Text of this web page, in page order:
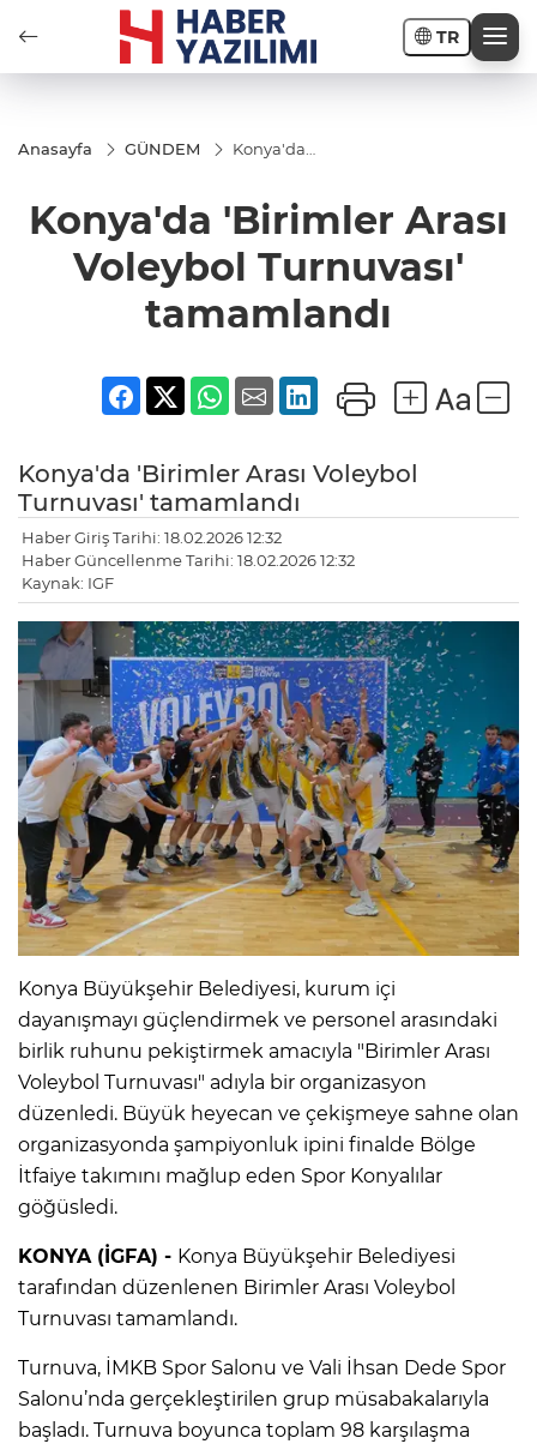
TR
Anasayfa GÜNDEM
Konya'da
Voleybol
Turnuvası'
Konya'da 'Birimler Arası
Voleybol Turnuvası'
tamamlandı
Konya'da 'Birimler Arası Voleybol
Turnuvası' tamamlandı
Haber Giriş Tarihi: 18.02.2026 12:32
Haber Güncellenme Tarihi: 18.02.2026 12:32
Kaynak: IGF
Konya Büyükşehir Belediyesi, kurum içi
dayanışmayı güçlendirmek ve personel arasındaki
birlik ruhunu pekiştirmek amacıyla "Birimler Arası
Voleybol Turnuvası" adıyla bir organizasyon
düzenledi. Büyük heyecan ve çekişmeye sahne olan
organizasyonda şampiyonluk ipini finalde Bölge
İtfaiye takımını mağlup eden Spor Konyalılar
göğüsledi.
KONYA (İGFA) - Konya Büyükşehir Belediyesi
tarafından düzenlenen Birimler Arası Voleybol
Turnuvası tamamlandı.
Turnuva, İMKB Spor Salonu ve Vali İhsan Dede Spor
Salonu’nda gerçekleştirilen grup müsabakalarıyla
başladı. Turnuva boyunca toplam 98 karşılaşma